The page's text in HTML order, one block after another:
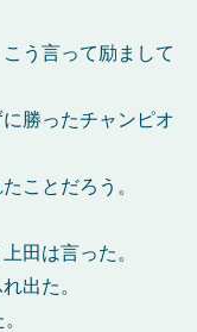
う言って励まして
勝ったチャンピオ
ことだろう。
田は言った。
出た。